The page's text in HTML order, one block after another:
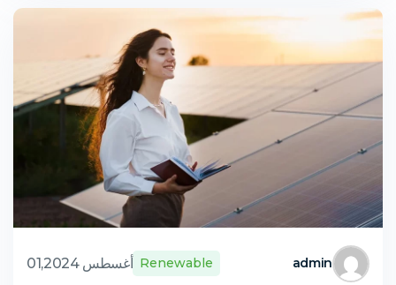
admin
Renewable أغسطس 01,2024